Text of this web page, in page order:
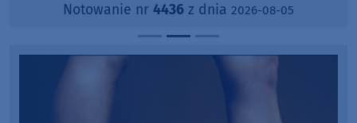
Notowanie nr 4436 z dnia 2026-08-05